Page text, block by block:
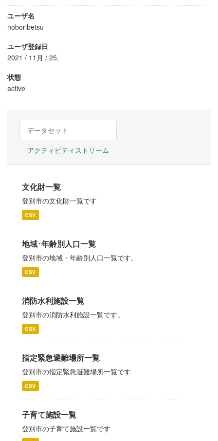
ユーザ名
noboribetsu
ユーザ登録日
2021 / 11月 / 25,
状態
active
データセット
アクティビティストリーム
文化財一覧
登別市の文化財一覧です
CSV
地域･年齢別人口一覧
登別市の地域・年齢別人口一覧です。
CSV
消防水利施設一覧
登別市の消防水利施設一覧です。
CSV
指定緊急避難場所一覧
登別市の指定緊急避難場所一覧です
CSV
子育て施設一覧
登別市の子育て施設一覧です